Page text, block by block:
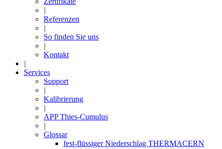
|
Referenzen
|
So finden Sie uns
|
Kontakt
|
Services
Support
|
Kalibrierung
|
APP Thies-Cumulus
|
Glossar
fest-flüssiger Niederschlag THERMACERN